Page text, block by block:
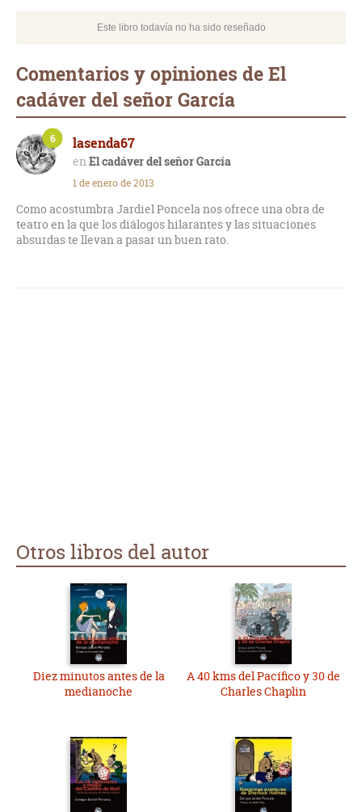
Este libro todavía no ha sido reseñado
Comentarios y opiniones de El
cadáver del señor García
lasenda67
El cadáver del señor García
6
1 de enero de 2013
Como acostumbra Jardiel Poncela nos ofrece una obra de
teatro en la que los diálogos hilarantes y las situaciones
absurdas te llevan a pasar un buen rato.
Otros libros del autor
Diez minutos antes de la
medianoche
A 40 kms del Pacífico y 30 de
Charles Chaplin